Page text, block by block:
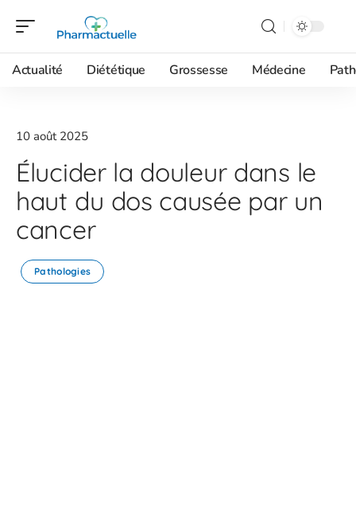
Actualité Diététique Grossesse Médecine
10 août 2025
Élucider la douleur dans le
haut du dos causée par un
cancer
Pathologies